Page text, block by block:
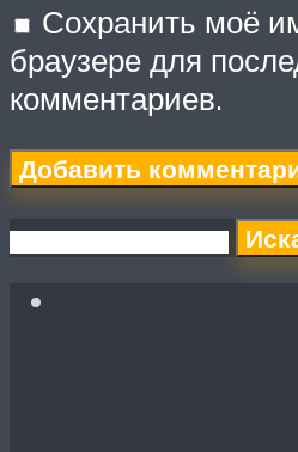
Сохранить моё
браузере для
комментариев.